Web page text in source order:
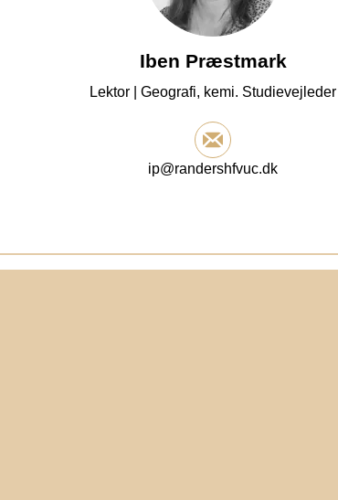
Iben Præstmark
Lektor | Geografi, kemi. Studievejleder
ip@randershfvuc.dk